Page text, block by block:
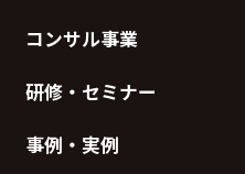
コンサル事業
研修・セミナー
事例・実例